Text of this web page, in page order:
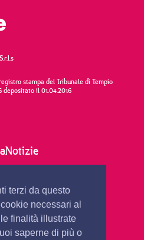
terzi da questo
necessari al
finalità illustrate
saperne di più o
stampa del Tribunale di Tempio
depositato il 01.04.2016